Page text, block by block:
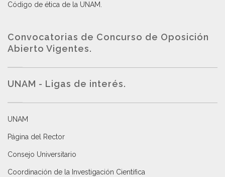
Código de ética de la UNAM
Convocatorias de Concurso de Oposición
Abierto Vigentes.
UNAM - Ligas de interés.
UNAM
Página del Rector
Consejo Universitario
Coordinación de la Investigación Científica